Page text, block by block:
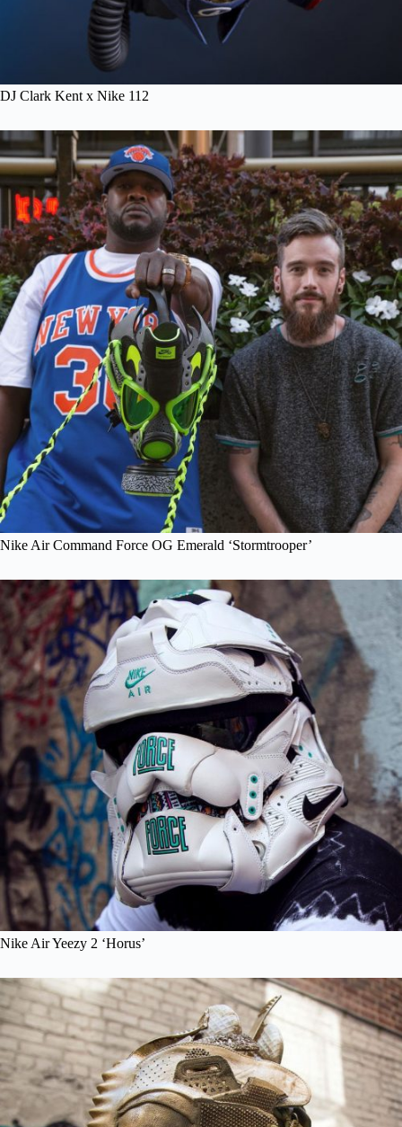
DJ Clark Kent x Nike 112
Nike Air Command Force OG Emerald ‘Stormtrooper’
Nike Air Yeezy 2 ‘Horus’